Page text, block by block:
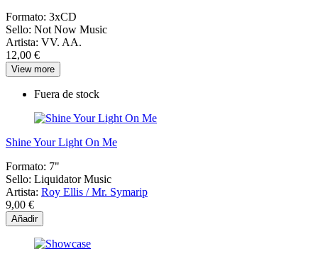
Formato: 3xCD
Sello: Not Now Music
Artista: VV. AA.
12,00 €
View more
Fuera de stock
Shine Your Light On Me
Formato: 7"
Sello: Liquidator Music
Artista: Roy Ellis / Mr. Symarip
9,00 €
Añadir